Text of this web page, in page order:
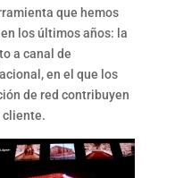
que hemos
los últimos años: la
a canal de
en el que los
de red contribuyen
cliente.